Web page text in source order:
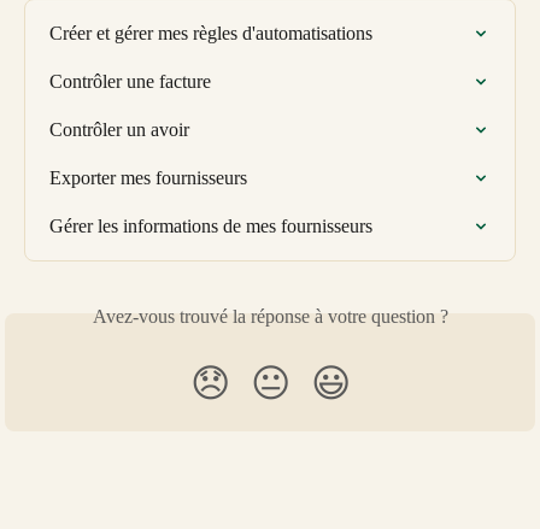
Créer et gérer mes règles d'automatisations
Contrôler une facture
Contrôler un avoir
Exporter mes fournisseurs
Gérer les informations de mes fournisseurs
Avez-vous trouvé la réponse à votre question ?
😞 😐 😃